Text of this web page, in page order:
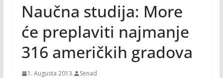
Naučna studija: More
će preplaviti najmanje
316 američkih gradova
1. Augusta 2013. Senad